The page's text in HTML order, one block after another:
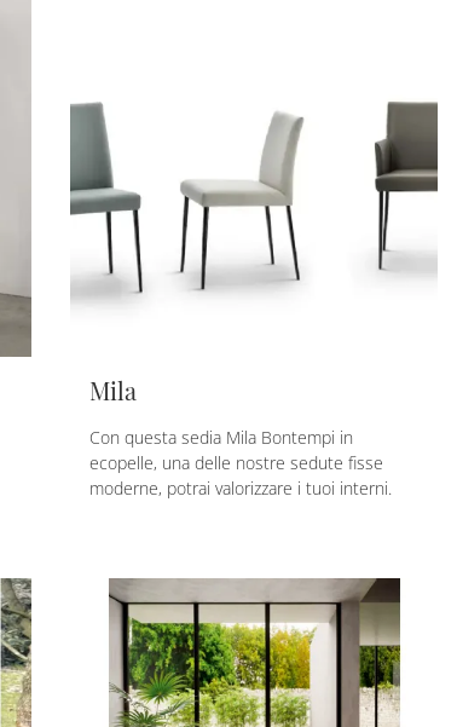
Mila
Con questa sedia Mila Bontempi in
ecopelle, una delle nostre sedute fisse
moderne, potrai valorizzare i tuoi interni.